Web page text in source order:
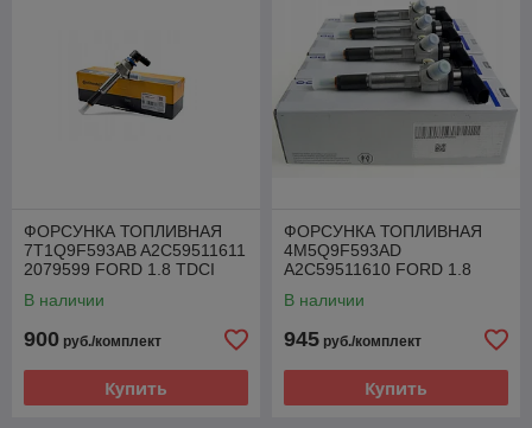
ФОРСУНКА ТОПЛИВНАЯ
7T1Q9F593AB A2C59511611
2079599 FORD 1.8 TDCI
В наличии
900 руб./комплект
Купить
ФОРСУНКА ТОПЛИВНАЯ
4M5Q9F593AD
A2C59511610 FORD 1.8
В наличии
945 руб./комплект
Купить